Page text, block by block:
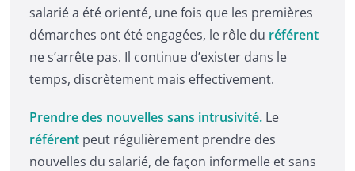
salarié a été orienté, une fois que les premières
démarches ont été engagées, le rôle du référent
ne s’arrête pas. Il continue d’exister dans le
temps, discrètement mais effectivement.
Prendre des nouvelles sans intrusivité. Le
référent peut régulièrement prendre des
nouvelles du salarié, de façon informelle et sans